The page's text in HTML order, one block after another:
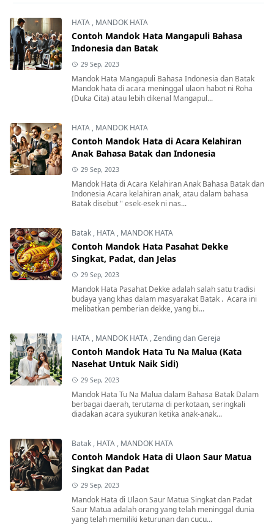
HATA , MANDOK HATA
Contoh Mandok Hata Mangapuli Bahasa
Indonesia dan Batak
29 Sep, 2023
Mandok Hata Mangapuli Bahasa Indonesia dan Batak
Mandok hata di acara meninggal ulaon habot ni Roha
(Duka Cita) atau lebih dikenal Mangapul...
HATA , MANDOK HATA
Contoh Mandok Hata di Acara Kelahiran
Anak Bahasa Batak dan Indonesia
29 Sep, 2023
Mandok Hata di Acara Kelahiran Anak Bahasa Batak dan
Indonesia Acara kelahiran anak, atau dalam bahasa
Batak disebut " esek-esek ni nas...
Batak , HATA , MANDOK HATA
Contoh Mandok Hata Pasahat Dekke
Singkat, Padat, dan Jelas
29 Sep, 2023
Mandok Hata Pasahat Dekke adalah salah satu tradisi
budaya yang khas dalam masyarakat Batak . Acara ini
melibatkan pemberian dekke, yang bi...
HATA , MANDOK HATA ,Zending dan Gereja
Contoh Mandok Hata Tu Na Malua (Kata
Nasehat Untuk Naik Sidi)
29 Sep, 2023
Mandok Hata Tu Na Malua dalam Bahasa Batak Dalam
berbagai daerah, terutama di perkotaan, seringkali
diadakan acara syukuran ketika anak-anak...
Batak , HATA , MANDOK HATA
Contoh Mandok Hata di Ulaon Saur Matua
Singkat dan Padat
29 Sep, 2023
Mandok Hata di Ulaon Saur Matua Singkat dan Padat
Saur Matua adalah orang yang telah meninggal dunia
yang telah memiliki keturunan dan cucu...